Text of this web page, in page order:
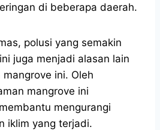
di beberapa daerah.
polusi yang semakin
juga menjadi alasan lain
ini. Oleh
mangrove ini
mengurangi
iklim yang terjadi.